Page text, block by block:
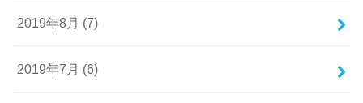
2019年8月 (7)
2019年7月 (6)